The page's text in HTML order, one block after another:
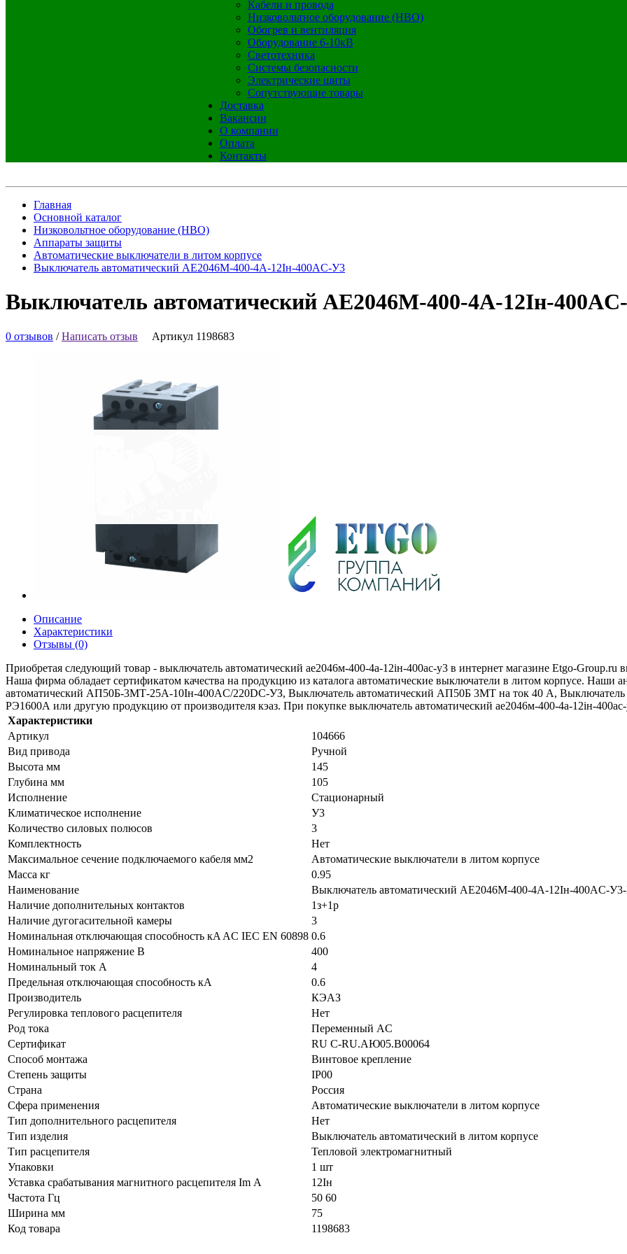
Кабели и провода
Низковольтное оборудование (НВО)
Обогрев и вентиляция
Оборудование 6-10кВ
Светотехника
Системы безопасности
Электрические щиты
Сопутствующие товары
Доставка
Вакансии
О компании
Оплата
Контакты
Главная
Основной каталог
Низковольтное оборудование (НВО)
Аппараты защиты
Автоматические выключатели в литом корпусе
Выключатель автоматический АЕ2046М-400-4А-12Iн-400AC-У3
Выключатель автоматический АЕ2046М-400-4А-12Iн-
0 отзывов /Написать отзыв Артикул 1198683
Описание
Характеристики
Отзывы (0)
Приобретая следующий товар - выключатель автоматический ае2046м-400-4а-12iн-400ac-у3 в интернет магазине Etgo-
Наша фирма обладает сертификатом качества на продукцию из каталога автоматические выключатели в литом корпусе.
автоматический АП50Б-3МТ-25А-10Iн-400AС/220DC-УЗ, Выключатель автоматический АП50Б 3МТ на ток 40 A,
РЭ1600А или другую продукцию от производителя кэаз. При покупке выключатель автоматический ае2046м-400-4а-12iн-
Характеристики
Артикул
104666
Вид привода
Ручной
Высота мм
145
Глубина мм
105
Исполнение
Стационарный
Климатическое исполнение
У3
Количество силовых полюсов
3
Комплектность
Нет
Максимальное сечение подключаемого кабеля мм2
Автоматические выключатели в литом корпусе
Масса кг
0.95
Наименование
Выключатель автоматический АЕ2046М-400-4А-12Iн-400AC-
Наличие дополнительных контактов
1з+1р
Наличие дугогасительной камеры
3
Номинальная отключающая способность кA AC IEC EN 60898 0.6
Номинальное напряжение В
400
Номинальный ток А
4
Предельная отключающая способность кA
0.6
Производитель
КЭАЗ
Регулировка теплового расцепителя
Нет
Род тока
Переменный AC
Сертификат
RU C-RU.АЮ05.B00064
Способ монтажа
Винтовое крепление
Степень защиты
IP00
Страна
Россия
Сфера применения
Автоматические выключатели в литом корпусе
Тип дополнительного расцепителя
Нет
Тип изделия
Выключатель автоматический в литом корпусе
Тип расцепителя
Тепловой электромагнитный
Упаковки
1 шт
Уставка срабатывания магнитного расцепителя Im А
12Iн
Частота Гц
50 60
Ширина мм
75
Код товара
1198683